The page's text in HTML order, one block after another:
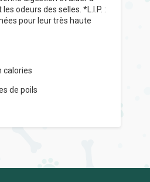
odeurs des selles. *L.I.P. :
pour leur très haute
calories
de poils